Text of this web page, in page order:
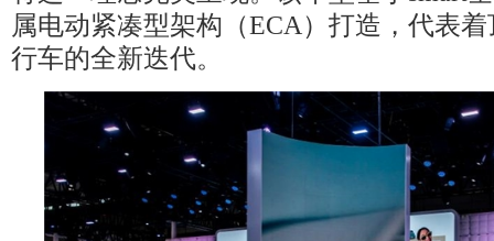
属电动紧凑型架构（ECA）打造，代表
行车的全新迭代。